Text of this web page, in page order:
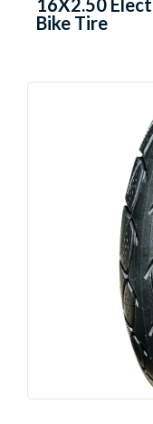
16X2.50
Bike Tire